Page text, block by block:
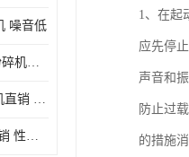
噪音低
噪音低 PC-1000强力粉碎机直供
震龙PC-500强力粉碎机直销 性价比高
塑料300强力粉碎机直销 性价比高
1、在起
应先停
声音和
防止过
的措施